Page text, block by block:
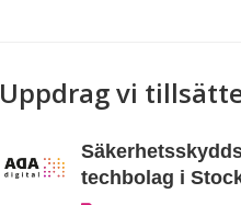
Uppdrag vi
techbolag i